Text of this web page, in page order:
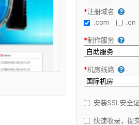
*注册域名
.com
.cn
*制作服务
*机房线路
安装SSL安全
快速收录，提